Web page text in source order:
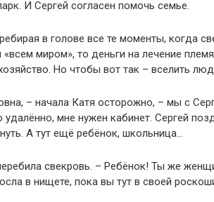
И Сергей согласен помочь семье.
в голове все те моменты, когда
миром», то деньги на лечение
Но чтобы вот так – вселить
– начала Катя осторожно, – мы с
мне нужен кабинет. Сергей
А тут ещё ребёнок, школьница…
свекровь. – Ребёнок! Ты же
в нищете, пока вы тут в своей